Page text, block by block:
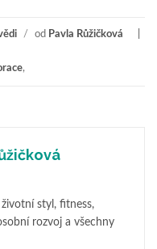
/ od Pavla Růžičková
,
styl, fitness,
rozvoj a všechny